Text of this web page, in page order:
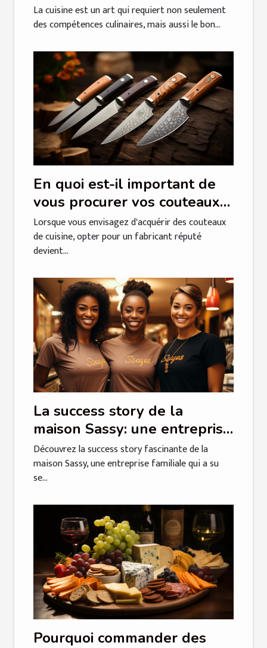
La cuisine est un art qui requiert non seulement
des compétences culinaires, mais aussi le bon...
En quoi est-il important de
vous procurer vos couteaux
tranchants de cuisine chez un
fabricant réputé ?
Lorsque vous envisagez d'acquérir des couteaux
de cuisine, opter pour un fabricant réputé
devient...
La success story de la
maison Sassy: une entreprise
familiale qui se démarque
Découvrez la success story fascinante de la
maison Sassy, une entreprise familiale qui a su
se...
Pourquoi commander des